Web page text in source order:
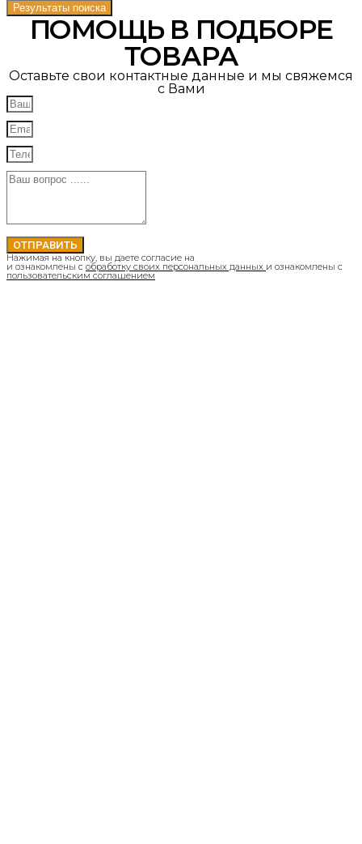
Результаты поиска
ПОМОЩЬ В ПОДБОРЕ
ТОВАРА
Оставьте свои контактные данные и мы свяжемся
с Вами
ОТПРАВИТЬ
Нажимая на кнопку, вы даете согласие на
и ознакомлены с обработку своих персональных данных и ознакомлены с
пользовательским соглашением